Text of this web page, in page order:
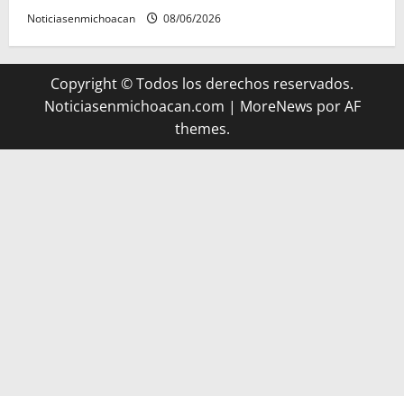
Noticiasenmichoacan 08/06/2026
Copyright © Todos los derechos reservados.
Noticiasenmichoacan.com | MoreNews por AF
themes.